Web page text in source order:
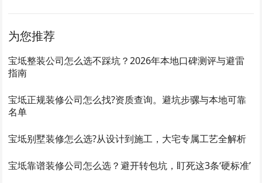
为您推荐
宝坻整装公司怎么选不踩坑？2026年本地口碑测评与避雷
指南
宝坻正规装修公司怎么找?资质查询。避坑步骡与本地可靠
名单
宝坻别墅装修怎么选?从设计到施工，大宅专属工艺全解析
宝坻靠谱装修公司怎么选？避开转包坑，盯死这3条‘硬标准’